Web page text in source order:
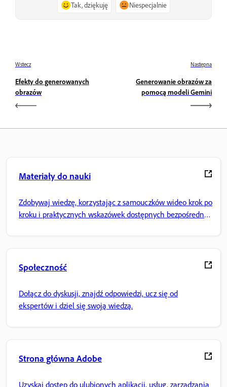
Tak, dziękuję Niespecjalnie
Wstecz
Efekty do generowanych
obrazów
Następna
Generowanie obrazów za
pomocą modeli Gemini
Materiały do nauki
Zdobywaj wiedzę, korzystając z samouczków wideo krok po
kroku i praktycznych wskazówek dostępnych bezpośrednio
Społeczność
Dołącz do dyskusji, znajdź odpowiedzi, ucz się od
ekspertów i dziel się swoją wiedzą.
Strona główna Adobe
Uzyskaj dostęp do ulubionych aplikacji, usług, zarządzania